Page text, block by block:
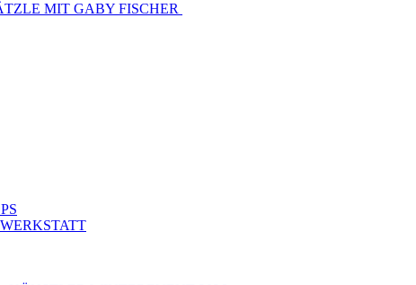
MIT GABY FISCHER